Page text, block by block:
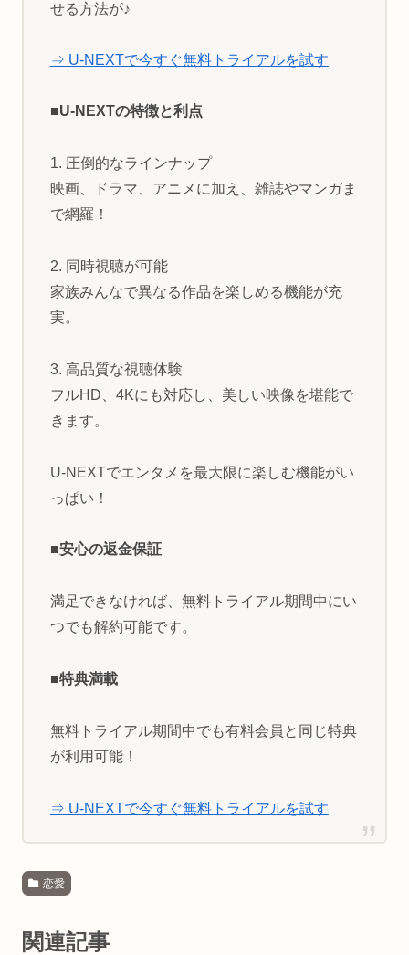
せる方法が♪
⇒ U-NEXTで今すぐ無料トライアルを試す
■U-NEXTの特徴と利点
1. 圧倒的なラインナップ
映画、ドラマ、アニメに加え、雑誌やマンガま
で網羅！
2. 同時視聴が可能
家族みんなで異なる作品を楽しめる機能が充
実。
3. 高品質な視聴体験
フルHD、4Kにも対応し、美しい映像を堪能で
きます。
U-NEXTでエンタメを最大限に楽しむ機能がい
っぱい！
■安心の返金保証
満足できなければ、無料トライアル期間中にい
つでも解約可能です。
■特典満載
無料トライアル期間中でも有料会員と同じ特典
が利用可能！
⇒ U-NEXTで今すぐ無料トライアルを試す
恋愛
関連記事